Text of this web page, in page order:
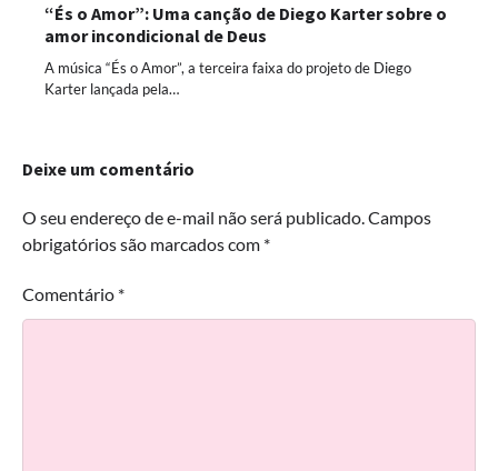
“És o Amor”: Uma canção de Diego Karter sobre o
amor incondicional de Deus
A música “És o Amor”, a terceira faixa do projeto de Diego
Karter lançada pela…
Deixe um comentário
O seu endereço de e-mail não será publicado. Campos
obrigatórios são marcados com *
Comentário *